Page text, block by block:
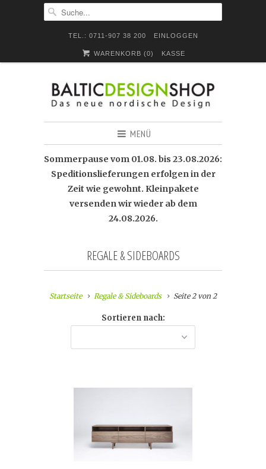
TEL.: 0711-907 38 200 EINLOGGEN
WARENKORB (0) KASSE
MENÜ
Sommerpause vom 01.08. bis 23.08.2026:
Speditionslieferungen erfolgen in der
Zeit wie gewohnt. Kleinpakete
versenden wir wieder ab dem
24.08.2026.
REGALE & SIDEBOARDS
Startseite Regale & Sideboards Seite 2 von 2
Sortieren nach: